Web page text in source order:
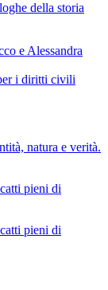
della storia
e Alessandra
i diritti civili
natura e verità.
pieni di
pieni di